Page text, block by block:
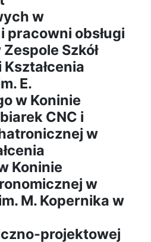
w
obsługi
Szkół
E.
w Koninie
CNC i
w
Koninie
w
M. Kopernika w
projektowej